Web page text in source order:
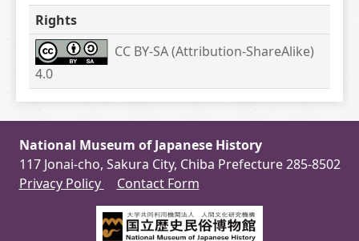
Rights
CC BY-SA (Attribution-ShareAlike)
4.0
National Museum of Japanese History
117 Jonai-cho, Sakura City, Chiba Prefecture 285-8502
Privacy Policy
Contact Form